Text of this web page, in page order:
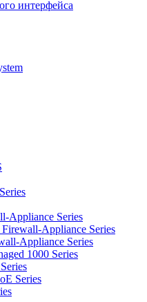
интерфейса
Appliance Series
Appliance Series
Appliance Series
1000 Series
Series